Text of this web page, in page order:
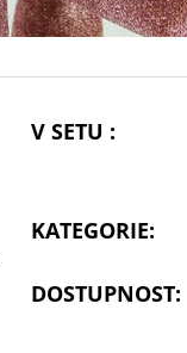
V SETU :
KATEGORIE:
DOSTUPNOST: